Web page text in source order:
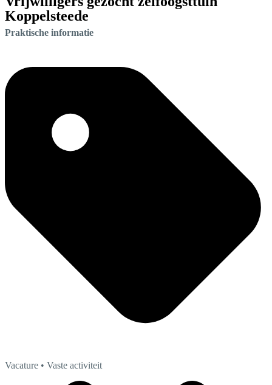
Koppelsteede
Praktische informatie
Vacature • Vaste activiteit